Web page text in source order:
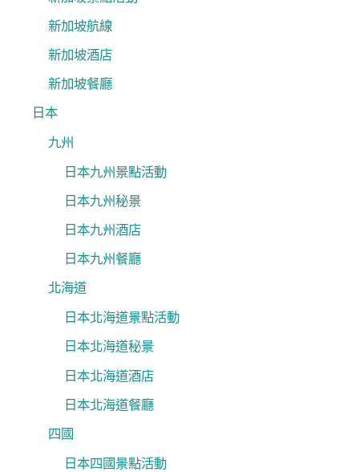
新加坡航線
新加坡酒店
新加坡餐廳
日本
九州
日本九州景點活動
日本九州秘景
日本九州酒店
日本九州餐廳
北海道
日本北海道景點活動
日本北海道秘景
日本北海道酒店
日本北海道餐廳
四國
日本四國景點活動